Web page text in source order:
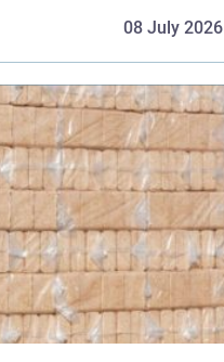
08 July 2026